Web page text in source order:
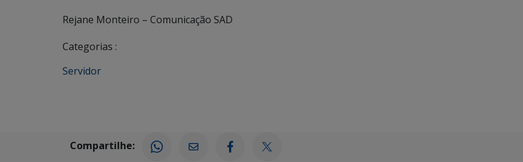
Rejane Monteiro – Comunicação SAD
Categorias :
Servidor
Compartilhe: